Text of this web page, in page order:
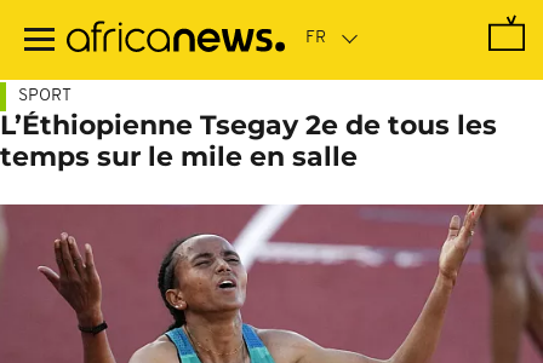
contenu
SPORT
L’Éthiopienne Tsegay 2e de tous les
temps sur le mile en salle